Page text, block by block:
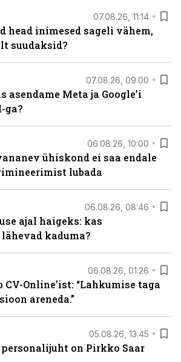
07.08.26, 11:14
head inimesed sageli vähem,
suudaksid?
07.08.26, 09:00
asendame Meta ja Google’i
ga?
06.08.26, 10:00
ühiskond ei saa endale
lubada
06.08.26, 08:46
ajal haigeks: kas
kaduma?
06.08.26, 01:26
CV-Online’ist: “Lahkumise taga
areneda.”
05.08.26, 13:45
personalijuht on Pirkko Saar